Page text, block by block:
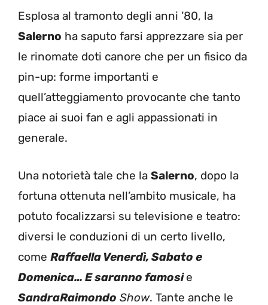
Esplosa al tramonto degli anni ’80, la
Salerno ha saputo farsi apprezzare sia per
le rinomate doti canore che per un fisico da
pin-up: forme importanti e
quell’atteggiamento provocante che tanto
piace ai suoi fan e agli appassionati in
generale.
Una notorietà tale che la Salerno, dopo la
fortuna ottenuta nell’ambito musicale, ha
potuto focalizzarsi su televisione e teatro:
diversi le conduzioni di un certo livello,
come Raffaella Venerdì, Sabato e
Domenica… E saranno famosi e
SandraRaimondo Show. Tante anche le